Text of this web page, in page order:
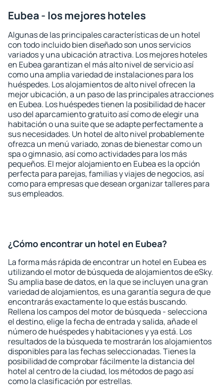
Eubea - los mejores hoteles
Algunas de las principales características de un hotel
con todo incluido bien diseñado son unos servicios
variados y una ubicación atractiva. Los mejores hoteles
en Eubea garantizan el más alto nivel de servicio así
como una amplia variedad de instalaciones para los
huéspedes. Los alojamientos de alto nivel ofrecen la
mejor ubicación, a un paso de las principales atracciones
en Eubea. Los huéspedes tienen la posibilidad de hacer
uso del aparcamiento gratuito así como de elegir una
habitación o una suite que se adapte perfectamente a
sus necesidades. Un hotel de alto nivel probablemente
ofrezca un menú variado, zonas de bienestar como un
spa o gimnasio, así como actividades para los más
pequeños. El mejor alojamiento en Eubea es la opción
perfecta para parejas, familias y viajes de negocios, así
como para empresas que desean organizar talleres para
sus empleados.
¿Cómo encontrar un hotel en Eubea?
La forma más rápida de encontrar un hotel en Eubea es
utilizando el motor de búsqueda de alojamientos de eSky.
Su amplia base de datos, en la que se incluyen una gran
variedad de alojamientos, es una garantía segura de que
encontrarás exactamente lo que estás buscando.
Rellena los campos del motor de búsqueda - selecciona
el destino, elige la fecha de entrada y salida, añade el
número de huéspedes y habitaciones y ya está. Los
resultados de la búsqueda te mostrarán los alojamientos
disponibles para las fechas seleccionadas. Tienes la
posibilidad de comprobar fácilmente la distancia del
hotel al centro de la ciudad, los métodos de pago así
como la clasificación por estrellas.